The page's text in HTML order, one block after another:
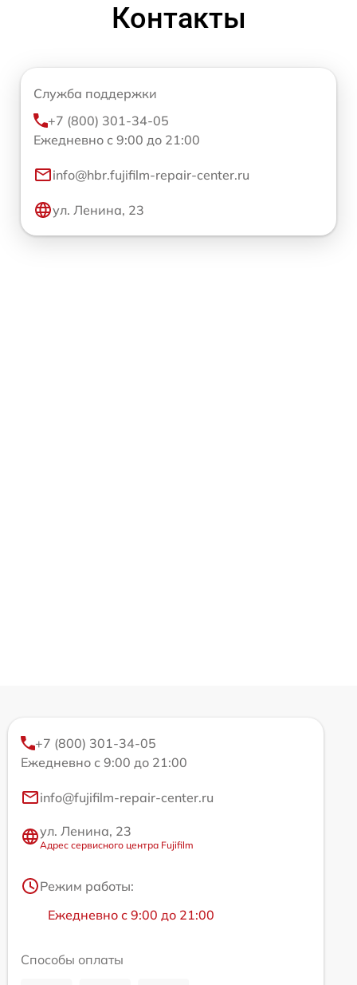
Контакты
Служба поддержки
+7 (800) 301-34-05
Ежедневно с 9:00 до 21:00
info@hbr.fujifilm-repair-center.ru
ул. Ленина, 23
+7 (800) 301-34-05
Ежедневно с 9:00 до 21:00
info@fujifilm-repair-center.ru
ул. Ленина, 23
Адрес сервисного центра Fujifilm
Режим работы:
Ежедневно с 9:00 до 21:00
Способы оплаты